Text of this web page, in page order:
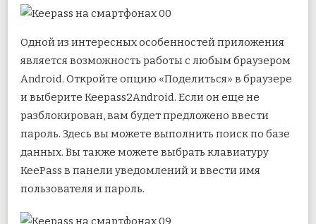
Одной из интересных особенностей приложения
является возможность работы с любым браузером
Android. Откройте опцию «Поделиться» в браузере
и выберите Keepass2Android. Если он еще не
разблокирован, вам будет предложено ввести
пароль. Здесь вы можете выполнить поиск по базе
данных. Вы также можете выбрать клавиатуру
KeePass в панели уведомлений и ввести имя
пользователя и пароль.